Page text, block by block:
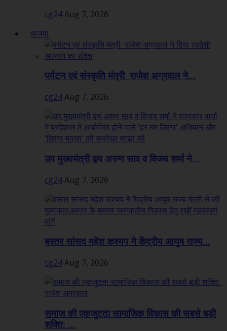
cg24Aug 7, 2026
भाजपा
पर्यटन एवं संस्कृति मंत्री राजेश अग्रवाल ने...
cg24Aug 7, 2026
उप मुख्यमंत्री द्वय अरुण साव व विजय शर्मा ने...
cg24Aug 7, 2026
बस्तर सांसद महेश कश्यप ने केंद्रीय आयुष राज्य...
cg24Aug 7, 2026
समाज की एकजुटता सामाजिक विकास की सबसे बड़ी
शक्ति: ...